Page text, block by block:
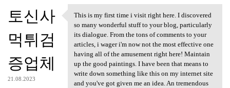
토신사
먹튀검
증업체
21.08.2023
This is my first time i visit
This is my first time i visit right here. I discovered
so many wonderful stuff to your blog, particularly
its dialogue. From the tons of comments to your
articles, i wager i'm now not the most effective one
having all of the amusement right here! Maintain
up the good paintings. I have been that means to
write down something like this on my internet site
and you've got given me an idea. An tremendous